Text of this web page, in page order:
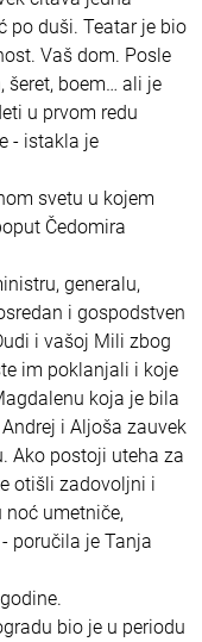
po duši. Teatar je bio
Vaš dom. Posle
šeret, boem… ali je
u prvom redu
- istakla je
svetu u kojem
Čedomira
generalu,
i gospodstven
i vašoj Mili zbog
im poklanjali i koje
koja je bila
i Aljoša zauvek
Ako postoji uteha za
otišli zadovoljni i
umetniče,
poručila je Tanja
bio je u periodu